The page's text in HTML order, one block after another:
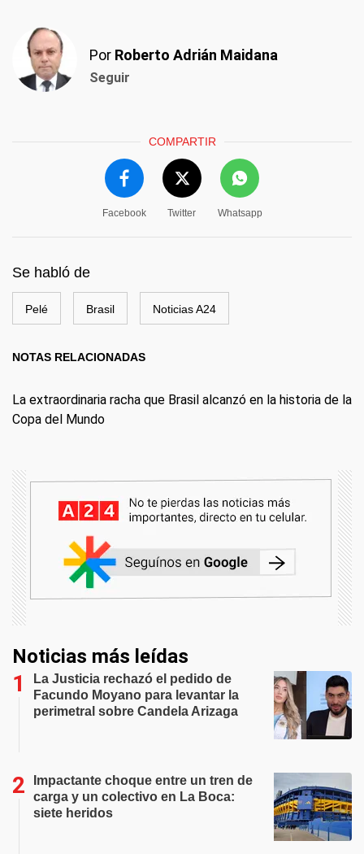
Por Roberto Adrián Maidana
Seguir
COMPARTIR
Facebook Twitter Whatsapp
Se habló de
Pelé Brasil Noticias A24
NOTAS RELACIONADAS
La extraordinaria racha que Brasil alcanzó en la historia de la
Copa del Mundo
Noticias más leídas
La Justicia rechazó el pedido de
Facundo Moyano para levantar la
perimetral sobre Candela Arizaga
Impactante choque entre un tren de
carga y un colectivo en La Boca:
siete heridos